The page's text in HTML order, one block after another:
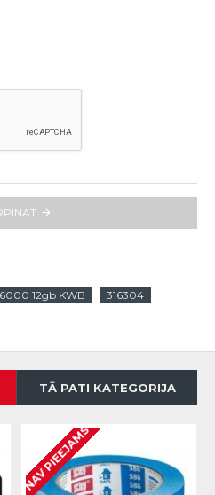
12gb KWB
316304
TĀ PATI KATEGORIJA
NAV PIEEJAMS